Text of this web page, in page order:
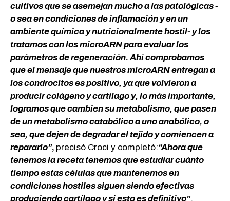
cultivos que se asemejan mucho a las patológicas -
o sea en condiciones de inflamación y en un
ambiente química y nutricionalmente hostil- y los
tratamos con los microARN para evaluar los
parámetros de regeneración. Ahí comprobamos
que el mensaje que nuestros microARN entregan a
los condrocitos es positivo, ya que volvieron a
producir colágeno y cartílago y, lo más importante,
logramos que cambien su metabolismo, que pasen
de un metabolismo catabólico a uno anabólico, o
sea, que dejen de degradar el tejido y comiencen a
repararlo”, precisó Croci y completó:“Ahora que
tenemos la receta tenemos que estudiar cuánto
tiempo estas células que mantenemos en
condiciones hostiles siguen siendo efectivas
produciendo cartílago y si esto es definitivo”.